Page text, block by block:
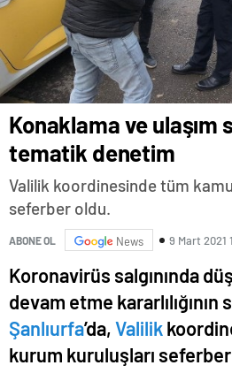
Konaklama ve ulaşım
tematik denetim
Valilik koordinesinde tüm
seferber oldu.
ABONE OL News 9 Mart 2021
Koronavirüs salgınında
devam etme
Şanlıurfa’da,Valilik
kurum kuruluşları